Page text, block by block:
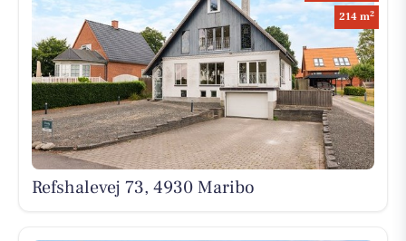
214 m2
Refshalevej 73, 4930 Maribo